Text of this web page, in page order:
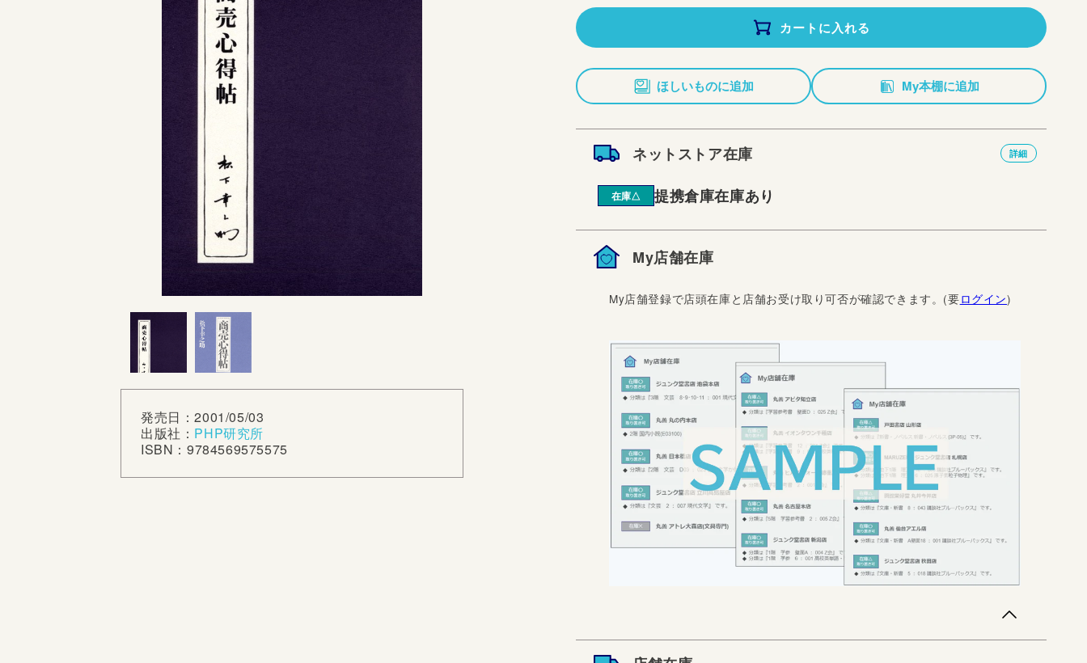
発売日：2001/05/03
出版社： PHP研究所
ISBN：9784569575575
価
格
カートに入れる
ほしいものに追加 My本棚に追加
ネットストア在庫 詳細
在庫△ 提携倉庫在庫あり
My店舗在庫
My店舗登録で店頭在庫と店舗お受け取り可否が確認できます。(要ログイン)